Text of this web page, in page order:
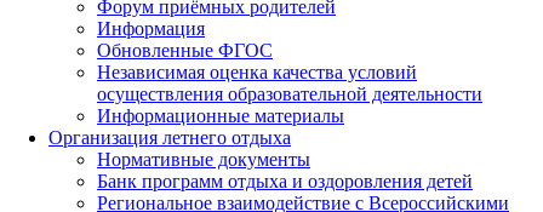
Форум приёмных родителей
Информация
Обновленные ФГОС
Независимая оценка качества условий
осуществления образовательной деятельности
Информационные материалы
Организация летнего отдыха
Нормативные документы
Банк программ отдыха и оздоровления детей
Региональное взаимодействие с Всероссийскими